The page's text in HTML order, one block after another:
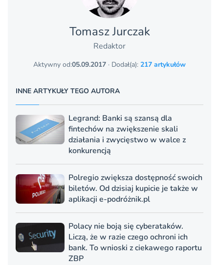
Tomasz Jurczak
Redaktor
Aktywny od:05.09.2017 · Dodał(a): 217 artykułów
INNE ARTYKUŁY TEGO AUTORA
Legrand: Banki są szansą dla
fintechów na zwiększenie skali
działania i zwycięstwo w walce z
konkurencją
Polregio zwiększa dostępność swoich
biletów. Od dzisiaj kupicie je także w
aplikacji e-podróżnik.pl
Polacy nie boją się cyberataków.
Liczą, że w razie czego ochroni ich
bank. To wnioski z ciekawego raportu
ZBP